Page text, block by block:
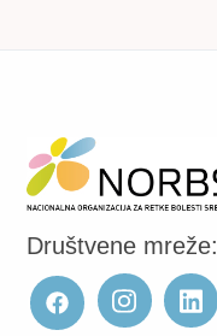
Društvene mreže: